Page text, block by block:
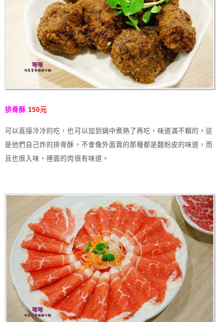
排骨酥 150元
可以直接冷冷的吃，也可以加到鍋中煮熱了再吃，味道滿不賴的，這
是他們自己炸的排骨酥，不會像外面賣的那種都是麵粉皮的味道，而
且也很入味，裡面的肉很有味道。